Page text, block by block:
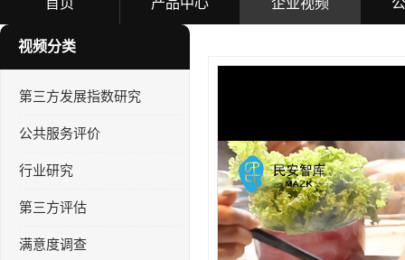
首页 产品中心 企业视频
视频分类
第三方发展指数研究
公共服务评价
行业研究
第三方评估
满意度调查